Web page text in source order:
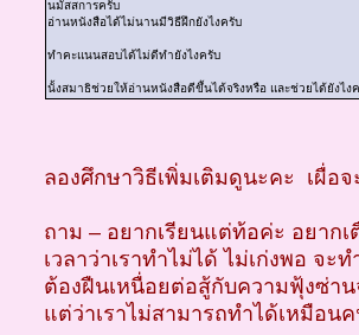
นมัสสการครับ
อ่านหนังสือได้ไม่นานมีวิธีฝึกยังไงครับ
ทำคะแนนสอบได้ไม่ดีทำยังไงครับ
นั้งสมาธิช่วยให้อ่านหนังสือดีขึ้นได้จริงหรือ และช่วยได้ยังไง
ลองศึกษาวิธีเพิ่มเติมดูนะคะ เผื่อจ
ถาม – อยากเรียนแต่ท้อค่ะ อยาก
เวลาว่าเราทำไม่ได้ ไม่เก่งพอ จ
ต้องฝืนเหนื่อยต่อสู้กับความฟุ้งซ่า
แต่ว่าเราไม่สามารถทำได้เหมือ